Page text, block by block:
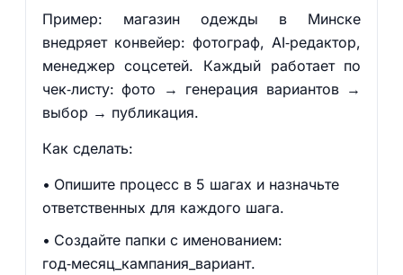
Пример: магазин одежды в Минске
внедряет конвейер: фотограф, AI‑редактор,
менеджер соцсетей. Каждый работает по
чек‑листу: фото → генерация вариантов →
выбор → публикация.
Как сделать:
Опишите процесс в 5 шагах и назначьте
ответственных для каждого шага.
Создайте папки с именованием:
год‑месяц_кампания_вариант.